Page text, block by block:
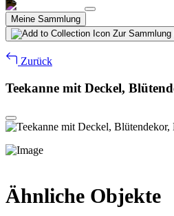
Meine Sammlung
Zur Sammlung
Zurück
Teekanne mit Deckel,
Ähnliche Objekte